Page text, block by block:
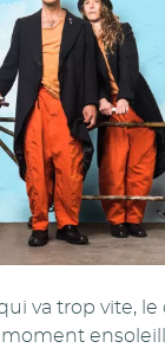
va trop vite,